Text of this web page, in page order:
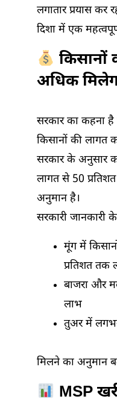
लगातार प्रयास कर
दिशा में एक
किसानों
अधिक
सरकार का कहना
किसानों की लागत
सरकार के अनुसार
लागत से 50
अनुमान है।
सरकारी जानकारी
मूंग में
प्रतिशत तक
बाजरा और
लाभ
तुअर में
मिलने का अनुमान
MSP